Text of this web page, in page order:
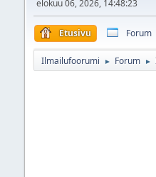
elokuu 06, 2026, 14:48:23
Etusivu Forum
Ilmailufoorumi ► Forum ►